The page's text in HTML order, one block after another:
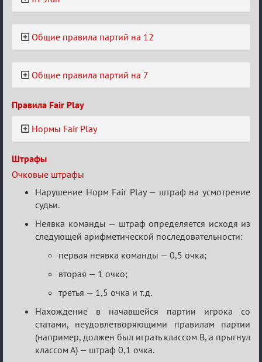
Общие правила партий на 12
Общие правила партий на 7
Правила Fair Play
Нормы Fair Play
Штрафы
Очковые штрафы
Нарушение Норм Fair Play — штраф на усмотрение
судьи.
Неявка команды — штраф определяется исходя из
следующей арифметической последовательности:
первая неявка команды — 0,5 очка;
вторая — 1 очко;
третья — 1,5 очка и т.д.
Нахождение в начавшейся партии игрока со
статами, неудовлетворяющими правилам партии
(например, должен был играть классом B, а прыгнул
классом А) — штраф 0,1 очка.